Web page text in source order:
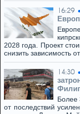
16:29
2028 года. Проект
снизить зависимость
14:30
Более
от последствий